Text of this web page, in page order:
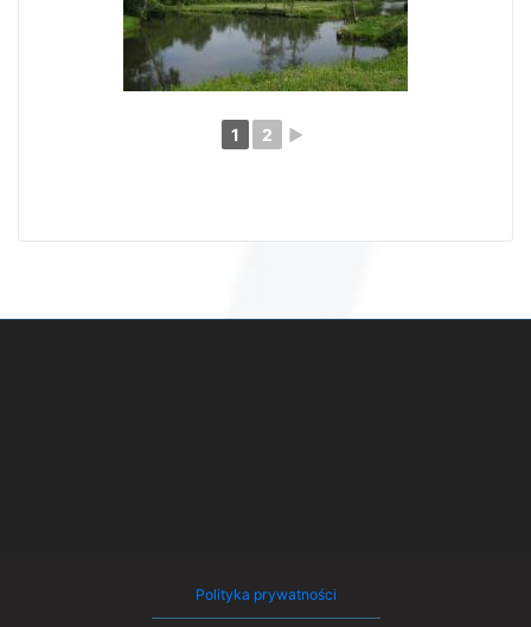
1 2 ►
Polityka prywatności